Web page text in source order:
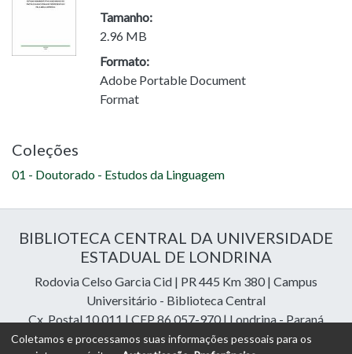
Tamanho:
2.96 MB
Formato:
Adobe Portable Document
Format
Coleções
01 - Doutorado - Estudos da Linguagem
BIBLIOTECA CENTRAL DA UNIVERSIDADE
ESTADUAL DE LONDRINA
Rodovia Celso Garcia Cid | PR 445 Km 380 | Campus
Universitário - Biblioteca Central
Cx. Postal 10.011 | CEP 86.057-970 | Londrina - Paraná
Contatos: e-mail:riuel@uel.br| fone: 43 3371-4409
Coletamos e processamos suas informações pessoais para os